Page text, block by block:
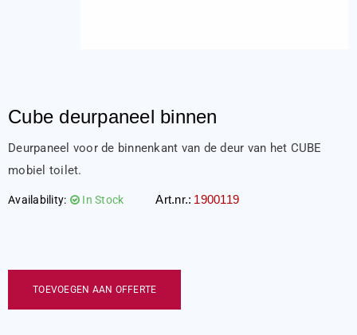
Cube deurpaneel binnen
Deurpaneel voor de binnenkant van de deur van het CUBE
mobiel toilet.
Availability: In Stock Art.nr.: 1900119
TOEVOEGEN AAN OFFERTE